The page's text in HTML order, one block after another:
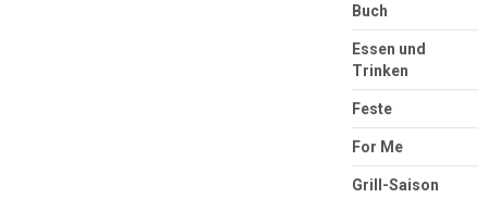
Buch
Essen und
Trinken
Feste
For Me
Grill-Saison